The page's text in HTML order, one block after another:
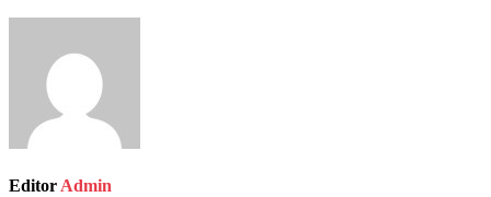
Editor Admin